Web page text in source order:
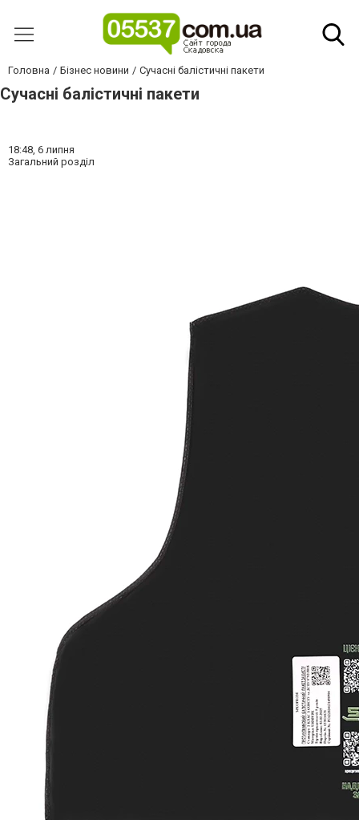
Головна Бізнес новини Сучасні балістичні пакети
Сучасні балістичні пакети
18:48, 6 липня
Загальний розділ